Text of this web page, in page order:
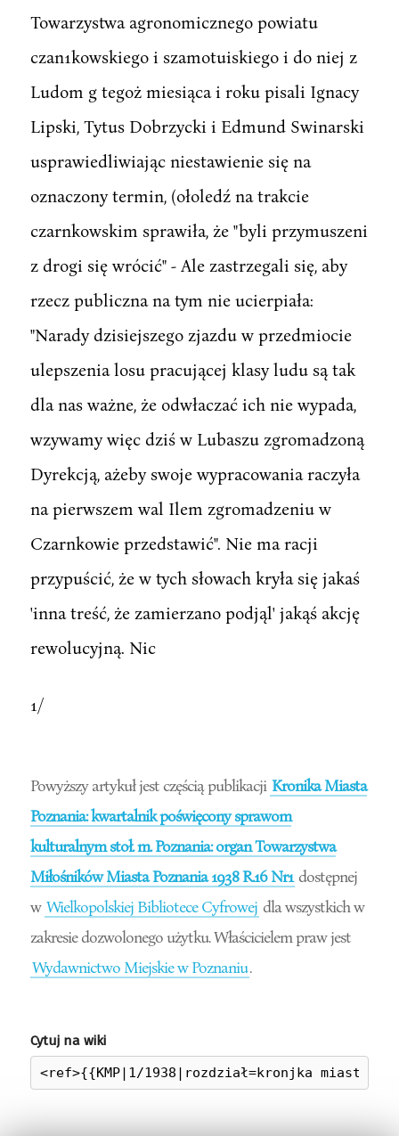
Towarzystwa agronomicznego powiatu
czan1kowskiego i szamotuiskiego i do niej z
Ludom g tegoż miesiąca i roku pisali Ignacy
Lipski, Tytus Dobrzycki i Edmund Swinarski
usprawiedliwiając niestawienie się na
oznaczony termin, (ołoledź na trakcie
czarnkowskim sprawiła, że "byli przymuszeni
z drogi się wrócić" - Ale zastrzegali się, aby
rzecz publiczna na tym nie ucierpiała:
"Narady dzisiejszego zjazdu w przedmiocie
ulepszenia losu pracującej klasy ludu są tak
dla nas ważne, że odwłaczać ich nie wypada,
wzywamy więc dziś w Lubaszu zgromadzoną
Dyrekcją, ażeby swoje wypracowania raczyła
na pierwszem wal Ilem zgromadzeniu w
Czarnkowie przedstawić". Nie ma racji
przypuścić, że w tych słowach kryła się jakaś
'inna treść, że zamierzano podjąl' jakąś akcję
rewolucyjną. Nic
1/
Powyższy artykuł jest częścią publikacji Kronika Miasta
Poznania: kwartalnik poświęcony sprawom
kulturalnym stoł. m. Poznania: organ Towarzystwa
Miłośników Miasta Poznania 1938 R.16 Nr1 dostępnej
w Wielkopolskiej Bibliotece Cyfrowej dla wszystkich w
zakresie dozwolonego użytku. Właścicielem praw jest
Wydawnictwo Miejskie w Poznaniu.
Cytuj na wiki